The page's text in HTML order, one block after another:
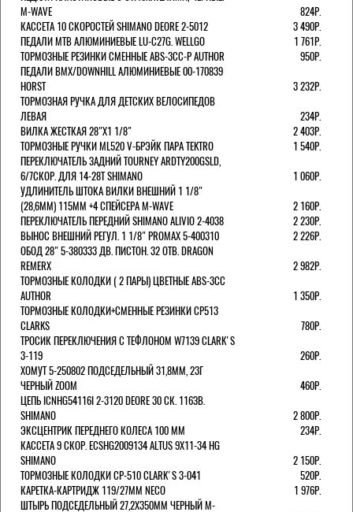
M-WAVE
824Р.
КАССЕТА 10 СКОРОСТЕЙ SHIMANO DEORE 2-5012
3 490Р.
ПЕДАЛИ MTB АЛЮМИНИЕВЫЕ LU-C27G. WELLGO
1 761Р.
ТОРМОЗНЫЕ РЕЗИНКИ СМЕННЫЕ ABS-3CC-P AUTHOR
950Р.
ПЕДАЛИ BMX/DOWNHILL АЛЮМИНИЕВЫЕ 00-170839
HORST
3 232Р.
ТОРМОЗНАЯ РУЧКА ДЛЯ ДЕТСКИХ ВЕЛОСИПЕДОВ
ЛЕВАЯ
234Р.
ВИЛКА ЖЕСТКАЯ 28"Х1 1/8"
2 403Р.
ТОРМОЗНЫЕ РУЧКИ ML520 V-БРЭЙК ПАРА TEKTRO
1 540Р.
ПЕРЕКЛЮЧАТЕЛЬ ЗАДНИЙ TOURNEY ARDTY200GSLD,
6/7СКОР. ДЛЯ 14-28T SHIMANO
1 060Р.
УДЛИНИТЕЛЬ ШТОКА ВИЛКИ ВНЕШНИЙ 1 1/8"
(28,6ММ) 115ММ +4 СПЕЙСЕРА M-WAVE
2 160Р.
ПЕРЕКЛЮЧАТЕЛЬ ПЕРЕДНИЙ SHIMANO ALIVIO 2-4038
2 230Р.
ВЫНОС ВНЕШНИЙ РЕГУЛ. 1 1/8" PROMAX 5-400310
2 226Р.
ОБОД 28" 5-380333 ДВ. ПИСТОН. 32 ОТВ. DRAGON
REMERX
2 982Р.
ТОРМОЗНЫЕ КОЛОДКИ ( 2 ПАРЫ) ЦВЕТНЫЕ ABS-3CC
AUTHOR
1 350Р.
ТОРМОЗНЫЕ КОЛОДКИ+СМЕННЫЕ РЕЗИНКИ CP513
CLARKS
780Р.
ТРОСИК ПЕРЕКЛЮЧЕНИЯ С ТЕФЛОНОМ W7139 СLARK'S
3-119
260Р.
ХОМУТ 5-250802 ПОДСЕДЕЛЬНЫЙ 31,8ММ, 23Г
ЧЕРНЫЙ ZOOM
460Р.
ЦЕПЬ ICNHG54116I 2-3120 DEORE 30 СК. 116ЗВ.
SHIMANO
2 800Р.
ЭКСЦЕНТРИК ПЕРЕДНЕГО КОЛЕСА 100 ММ
234Р.
КАССЕТА 9 СКОР. ECSHG2009134 ALTUS 9Х11-34 HG
SHIMANO
2 150Р.
ТОРМОЗНЫЕ КОЛОДКИ CP-510 CLARK'S 3-041
520Р.
КАРЕТКА-КАРТРИДЖ 119/27ММ NECO
1 976Р.
ШТЫРЬ ПОДСЕДЕЛЬНЫЙ 27,2Х350ММ ЧЕРНЫЙ M-